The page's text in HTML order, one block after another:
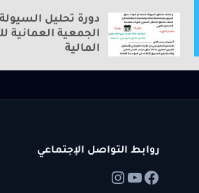
دورة تحليل السيولة
الجمعية العمانية
المالية
روابط التواصل الإجتماعي